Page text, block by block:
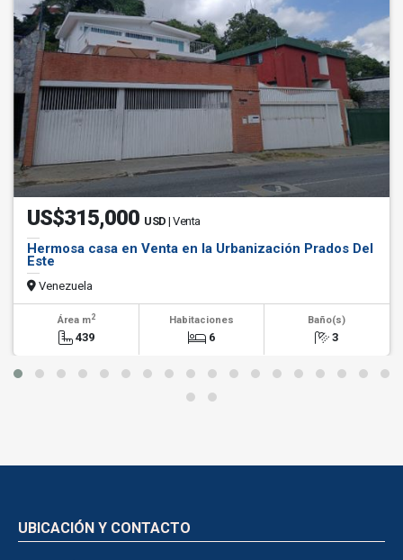
US$315,000 USD | Venta
Hermosa casa en Venta en la Urbanización Prados Del
Este
Venezuela
Área m2
439
Habitaciones
6
Baño(s)
3
UBICACIÓN Y CONTACTO